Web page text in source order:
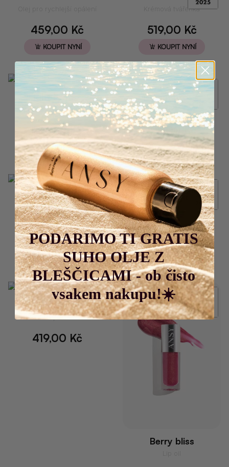
459,00 Kč
KOUPIT NYNÍ
Krémová tvářenka
519,00 Kč
KOUPIT NYNÍ
Krémový bronzer
Light bronzer
519,00Kč
KOUPIT NYNÍ
Krémový bronzer
Medium bronzer
519,00Kč
KOUPIT NYNÍ
Lip oil
Nude elegance
419,00Kč
Koupit Nyní
Lip oil
Mystic glow
419,00Kč
KOUPIT NYNÍ
Lip oil
Rustic crush
419,00 Kč
Berry bliss
PODARIMO TI GRATIS
SUHO OLJE Z
BLEŠČICAMI - ob čisto
vsakem nakupu!☀️